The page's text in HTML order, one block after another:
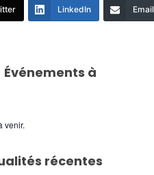
LinkedIn Email
à
venir.
récentes